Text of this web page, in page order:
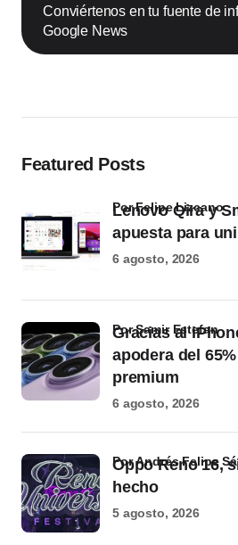
Conviértenos en tu fuente de
Google News
Featured Posts
Lenovo Qira y
apuesta para
por Felipe Lizcano
6 agosto, 2026
Gracias al
apodera del
premium
por Samir Estefan
6 agosto, 2026
Oppo Reno 16,
hecho
por Andrés Felipe
5 agosto, 2026